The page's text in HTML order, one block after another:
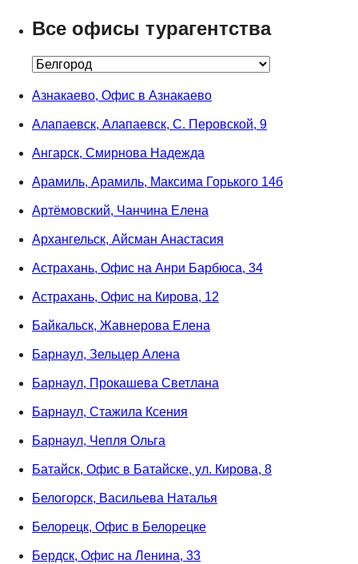
Все офисы турагентства
Азнакаево, Офис в Азнакаево
Алапаевск, Алапаевск, С. Перовской, 9
Ангарск, Смирнова Надежда
Арамиль, Арамиль, Максима Горького 14б
Артёмовский, Чанчина Елена
Архангельск, Айсман Анастасия
Астрахань, Офис на Анри Барбюса, 34
Астрахань, Офис на Кирова, 12
Байкальск, Жавнерова Елена
Барнаул, Зельцер Алена
Барнаул, Прокашева Светлана
Барнаул, Стажила Ксения
Барнаул, Чепля Ольга
Батайск, Офис в Батайске, ул. Кирова, 8
Белогорск, Васильева Наталья
Белорецк, Офис в Белорецке
Бердск, Офис на Ленина, 33